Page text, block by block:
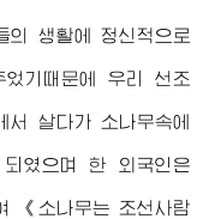
의 생활에 정신적으로
기때문에 우리 선조
살다가 소나무속에
였으며 한 외국인은
《소나무는 조선사람